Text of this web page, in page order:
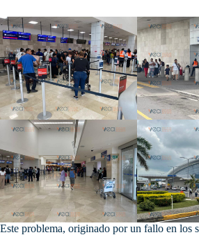
Este problema, originado por un fallo en los